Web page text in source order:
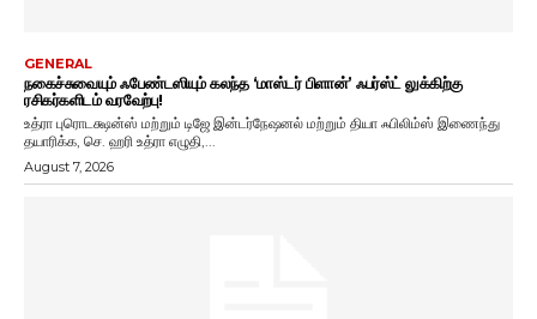
GENERAL
நகைச்சுவையும் ஃபேண்டஸியும் கலந்த ‘மாஸ்டர் பிளான்’ ஃபர்ஸ்ட் லுக்கிற்கு
ரசிகர்களிடம் வரவேற்பு!
உத்ரா புரொடக்ஷன்ஸ் மற்றும் டிஜே இன்டர்நேஷனல் மற்றும் தியா ஃபிலிம்ஸ் இணைந்து
தயாரிக்க, செ. ஹரி உத்ரா எழுதி,...
August 7, 2026